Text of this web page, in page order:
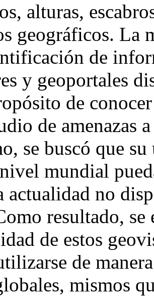
alturas,
geográficos. La
de
y geoportales
de
de amenazas
se buscó que
mundial
actualidad no
resultado,
de estos
de
mismos